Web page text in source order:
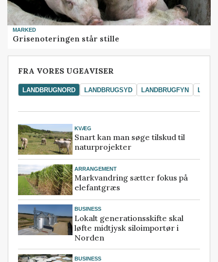
MARKED
Grisenoteringen står stille
FRA VORES UGEAVISER
LANDBRUGNORD LANDBRUGSYD LANDBRUGFYN
KVÆG
Snart kan man søge tilskud til
naturprojekter
ARRANGEMENT
Markvandring sætter fokus på
elefantgræs
BUSINESS
Lokalt generationsskifte skal
løfte midtjysk siloimportør i
Norden
BUSINESS